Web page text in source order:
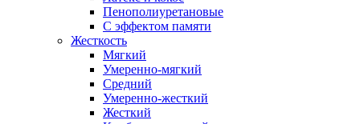
Пенополиуретановые
С эффектом памяти
Жесткость
Мягкий
Умеренно-мягкий
Средний
Умеренно-жесткий
Жесткий